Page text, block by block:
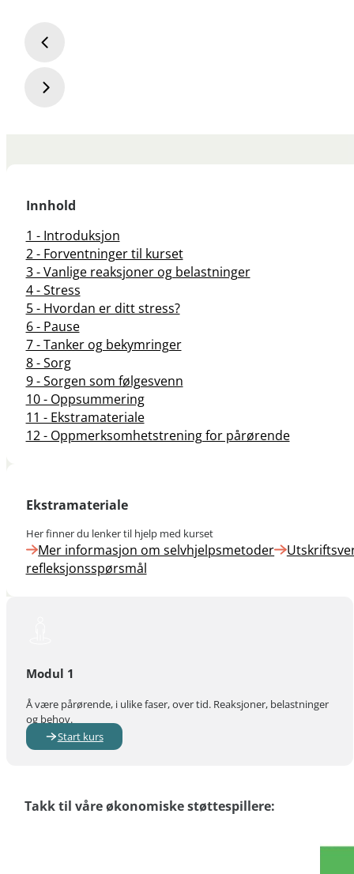
Innhold
1 - Introduksjon
2 - Forventninger til kurset
3 - Vanlige reaksjoner og belastninger
4 - Stress
5 - Hvordan er ditt stress?
6 - Pause
7 - Tanker og bekymringer
8 - Sorg
9 - Sorgen som følgesvenn
10 - Oppsummering
11 - Ekstramateriale
12 - Oppmerksomhetstrening for pårørende
Ekstramateriale
Her finner du lenker til hjelp med kurset
Mer informasjon om selvhjelpsmetoder
refleksjonsspørsmål
Modul 1
Å være pårørende, i ulike faser, over tid. Reaksjoner, belastninger
og behov.
Start kurs
Takk til våre økonomiske støttespillere: